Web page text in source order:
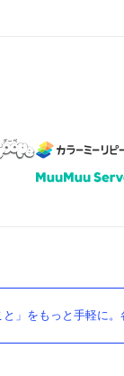
」をもっと手軽に